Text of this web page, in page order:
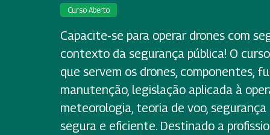
Curso Aberto
Capacite-se para operar drones com
contexto da segurança pública! O
que servem os drones, componentes,
manutenção, legislação aplicada à
meteorologia, teoria de voo,
segura e eficiente. Destinado a